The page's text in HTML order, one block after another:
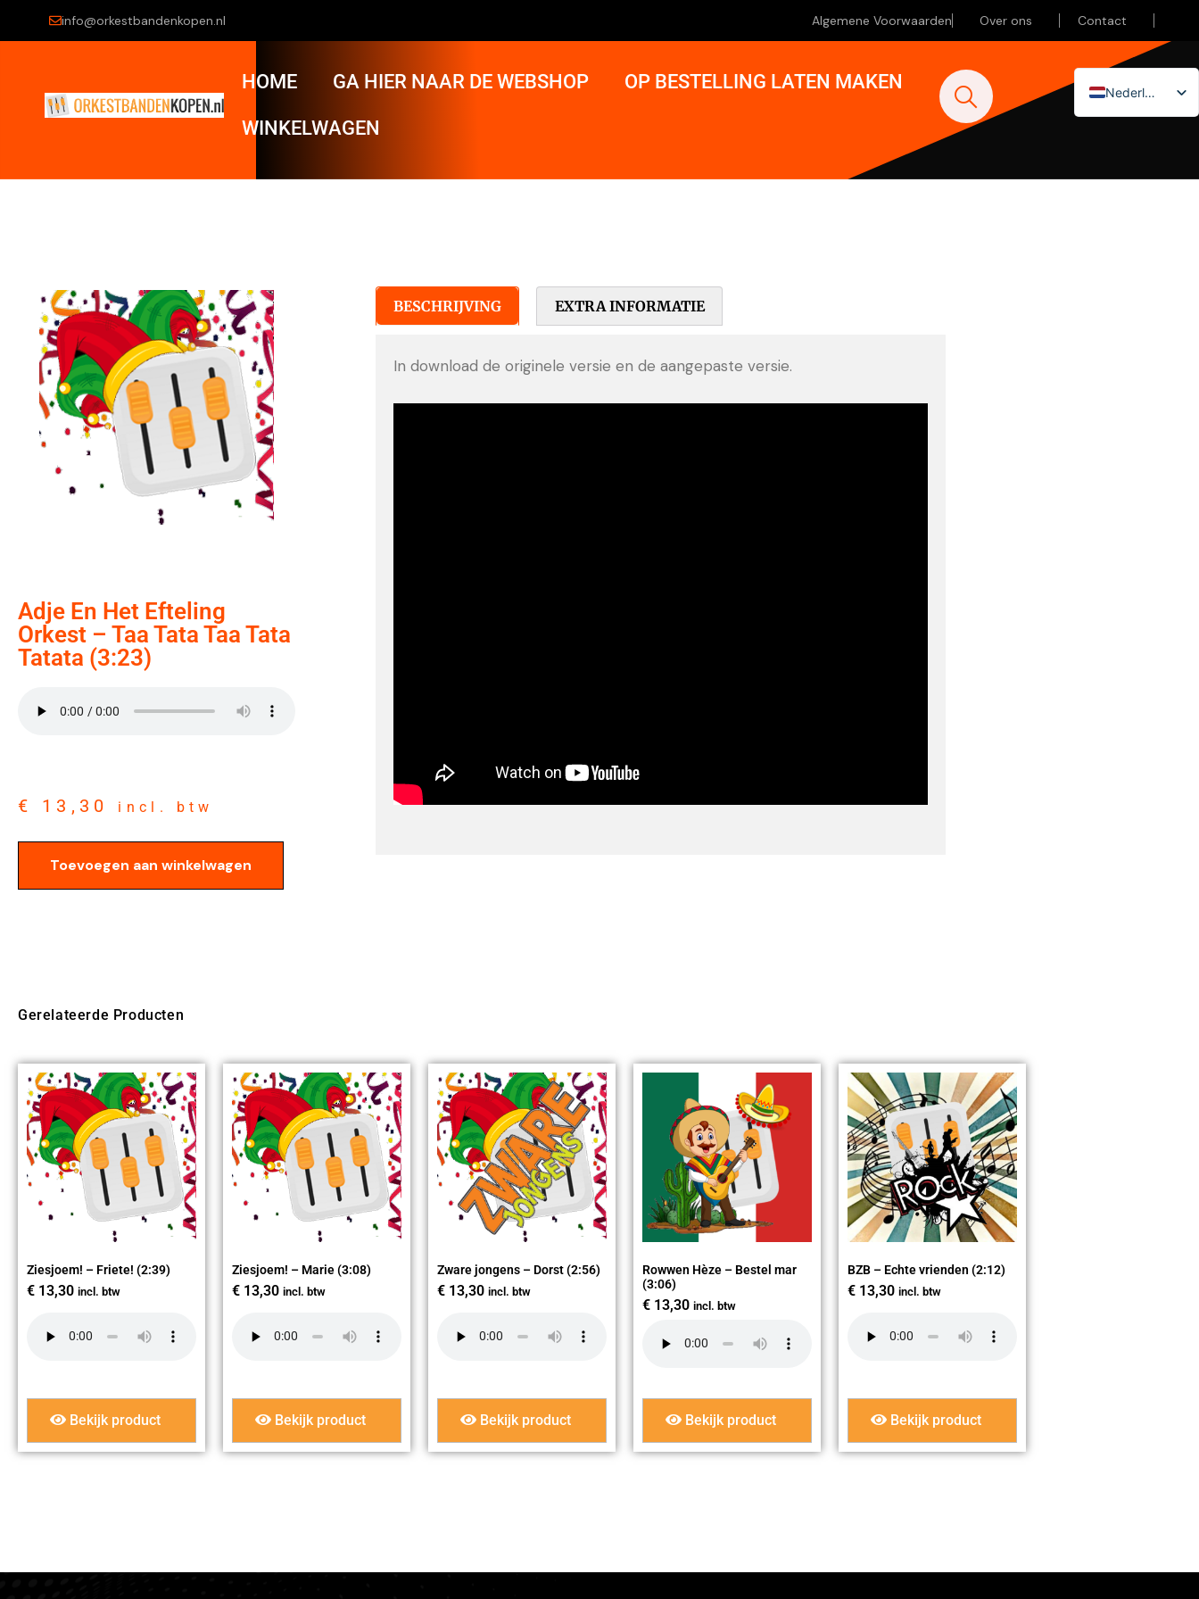
info@orkestbandenkopen.nl Algemene Voorwaarden Over ons Contact
HOME GA HIER NAAR DE WEBSHOP OP BESTELLING LATEN MAKEN
WINKELWAGEN
Nederlands
English (UK)
Adje En Het Efteling
Orkest – Taa Tata Taa Tata
Tatata (3:23)
€ 13,30 incl. btw
Toevoegen aan winkelwagen
BESCHRIJVING EXTRA INFORMATIE
In download de originele versie en de aangepaste versie.
Gerelateerde Producten
Ziesjoem! – Friete! (2:39)
€ 13,30 incl. btw
Bekijk product
Ziesjoem! – Marie (3:08)
€ 13,30 incl. btw
Bekijk product
Zware jongens – Dorst (2:56)
€ 13,30 incl. btw
Bekijk product
Rowwen Hèze – Bestel mar
(3:06)
€ 13,30 incl. btw
Bekijk product
BZB – Echte vrienden (2:12)
€ 13,30 incl. btw
Bekijk product